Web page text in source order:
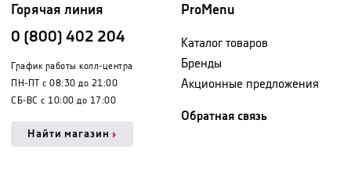
Горячая линия
0 (800) 402 204
График работы колл-центра
ПН-ПТ с 08:30 до 21:00
СБ-ВС с 10:00 до 17:00
Найти магазин
ProMenu
Каталог товаров
Бренды
Акционные предложения
Обратная связь